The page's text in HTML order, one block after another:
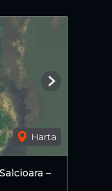
Harta
Next
–